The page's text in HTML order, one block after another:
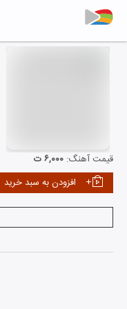
قیمت آهنگ: ۶,۰۰۰ ت
افزودن به سبد خرید